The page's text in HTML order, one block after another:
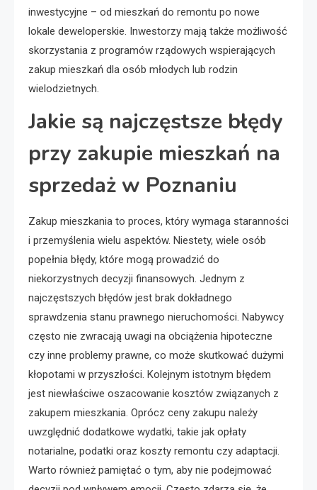
inwestycyjne – od mieszkań do remontu po nowe
lokale deweloperskie. Inwestorzy mają także możliwość
skorzystania z programów rządowych wspierających
zakup mieszkań dla osób młodych lub rodzin
wielodzietnych.
Jakie są najczęstsze błędy
przy zakupie mieszkań na
sprzedaż w Poznaniu
Zakup mieszkania to proces, który wymaga staranności
i przemyślenia wielu aspektów. Niestety, wiele osób
popełnia błędy, które mogą prowadzić do
niekorzystnych decyzji finansowych. Jednym z
najczęstszych błędów jest brak dokładnego
sprawdzenia stanu prawnego nieruchomości. Nabywcy
często nie zwracają uwagi na obciążenia hipoteczne
czy inne problemy prawne, co może skutkować dużymi
kłopotami w przyszłości. Kolejnym istotnym błędem
jest niewłaściwe oszacowanie kosztów związanych z
zakupem mieszkania. Oprócz ceny zakupu należy
uwzględnić dodatkowe wydatki, takie jak opłaty
notarialne, podatki oraz koszty remontu czy adaptacji.
Warto również pamiętać o tym, aby nie podejmować